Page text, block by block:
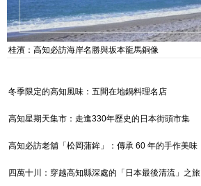
桂濱：高知必訪海岸名勝與坂本龍馬銅像
冬季限定的高知風味：五間在地鍋料理名店
高知星期天集市：走進330年歷史的日本街頭市集
高知必訪老舖「松岡蒲鉾」：傳承 60 年的手作美味
四萬十川：穿越高知縣深處的「日本最後清流」之旅